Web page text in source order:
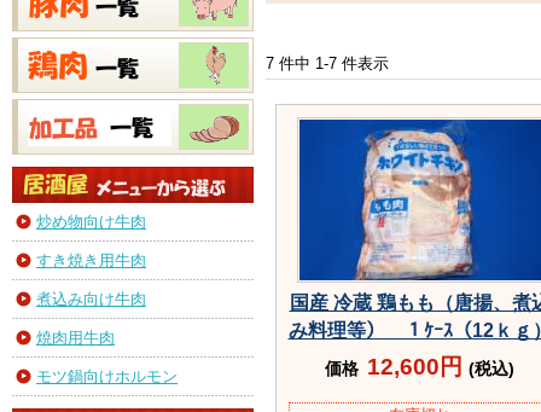
炒め物向け牛肉
すき焼き用牛肉
煮込み向け牛肉
焼肉用牛肉
モツ鍋向けホルモン
7 件中 1-7 件表示
国産 冷蔵 鶏もも（唐揚、煮
み料理等） １ｹｰｽ（12ｋｇ
価格 12,600円 (税込)